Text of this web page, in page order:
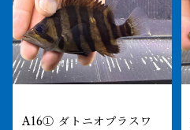
A16① ダトニオプラスワ